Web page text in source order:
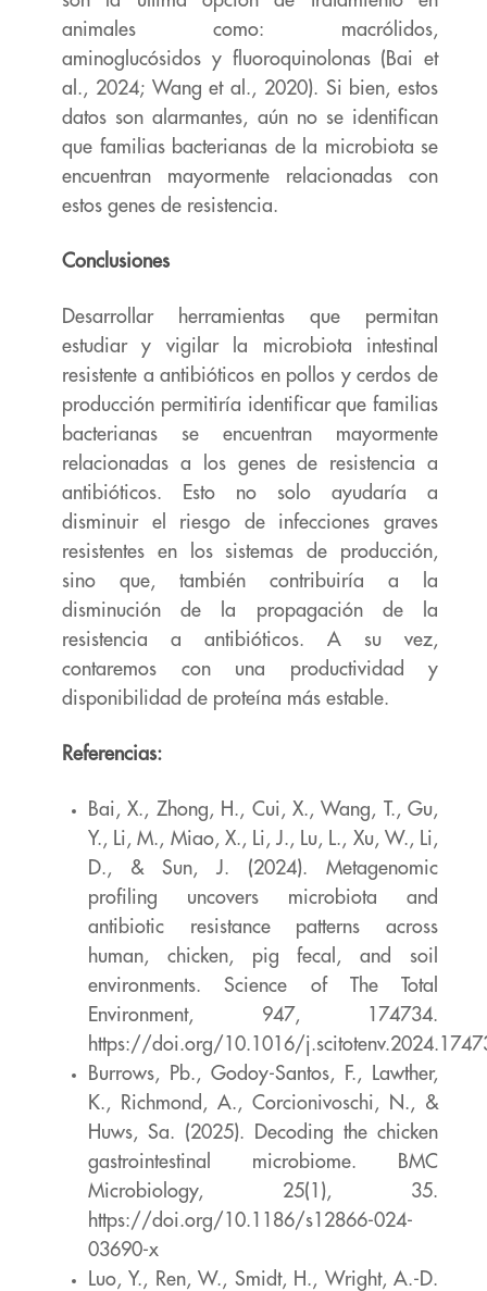
animales como: macrólidos,
aminoglucósidos y fluoroquinolonas (Bai et
al., 2024; Wang et al., 2020). Si bien, estos
datos son alarmantes, aún no se identifican
que familias bacterianas de la microbiota se
encuentran mayormente relacionadas con
estos genes de resistencia.
Conclusiones
Desarrollar herramientas que permitan
estudiar y vigilar la microbiota intestinal
resistente a antibióticos en pollos y cerdos de
producción permitiría identificar que familias
bacterianas se encuentran mayormente
relacionadas a los genes de resistencia a
antibióticos. Esto no solo ayudaría a
disminuir el riesgo de infecciones graves
resistentes en los sistemas de producción,
sino que, también contribuiría a la
disminución de la propagación de la
resistencia a antibióticos. A su vez,
contaremos con una productividad y
disponibilidad de proteína más estable.
Referencias:
Bai, X., Zhong, H., Cui, X., Wang, T., Gu,
Y., Li, M., Miao, X., Li, J., Lu, L., Xu, W., Li,
D., & Sun, J. (2024). Metagenomic
profiling uncovers microbiota and
antibiotic resistance patterns across
human, chicken, pig fecal, and soil
environments. Science of The
Total
Environment, 947, 174734.
https://doi.org/10.1016/
Burrows, Pb., Godoy-Santos, F., Lawther,
K., Richmond, A., Corcionivoschi, N., &
Huws, Sa. (2025). Decoding the chicken
gastrointestinal microbiome. BMC
Microbiology, 25(1), 35.
https://doi.org/10.1186/s12866-024-
03690-x
Luo, Y., Ren, W., Smidt, H., Wright, A.-D.